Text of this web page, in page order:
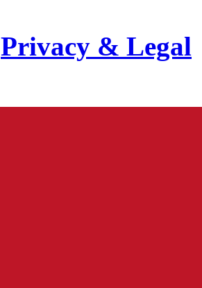
Privacy & Legal